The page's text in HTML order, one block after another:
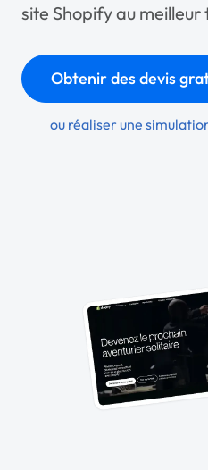
site Shopify au meilleur
Obtenir des devis
ou réaliser une